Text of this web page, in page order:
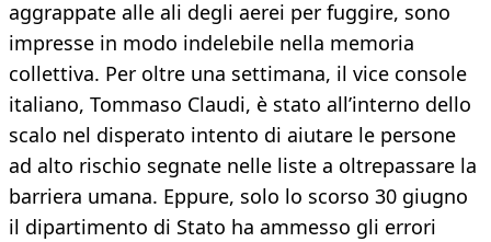
aggrappate alle ali degli aerei per fuggire, sono
impresse in modo indelebile nella memoria
collettiva. Per oltre una settimana, il vice console
italiano, Tommaso Claudi, è stato all’interno dello
scalo nel disperato intento di aiutare le persone
ad alto rischio segnate nelle liste a oltrepassare la
barriera umana. Eppure, solo lo scorso 30 giugno
il dipartimento di Stato ha ammesso gli errori